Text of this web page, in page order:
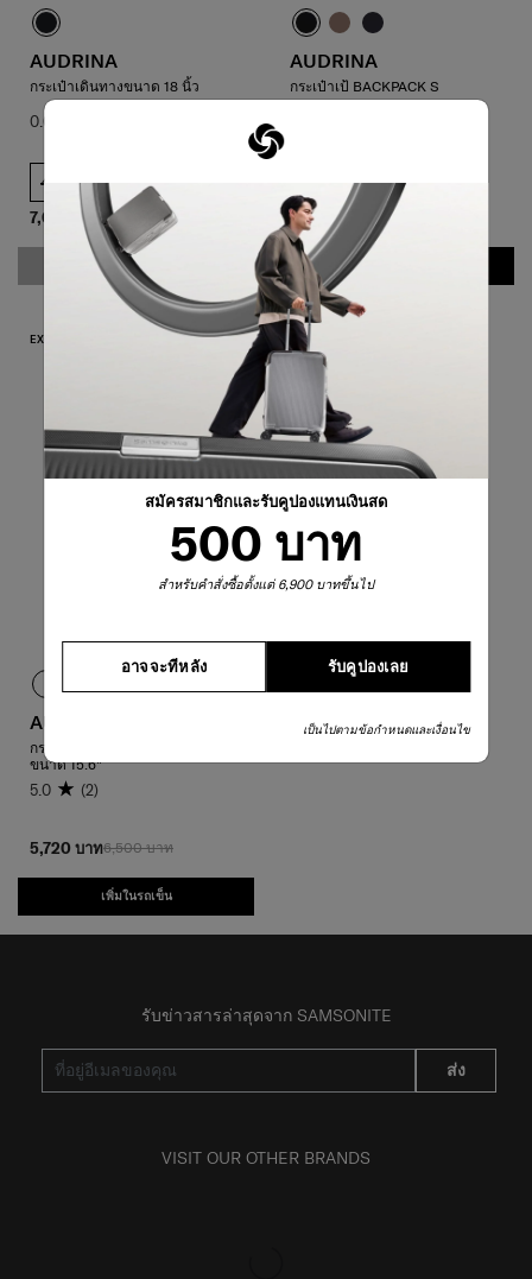
สมัครสมาชิกและรับคูปองแทนเงินสด
500 บาท
สำหรับคำสั่งซื้อตั้งแต่ 6,900 บาทขึ้นไป
รับคูปองเลย
อาจจะทีหลัง
เป็นไปตามข้อกำหนดและเงื่อนไข
8,000 บาท
7,040 บาท
แจ้งเตือน
AUDRINA
กระเป๋าเดินทางขนาด 18 นิ้ว
0.0
45 cm
5,500 บาท
4,840 บาท
เพิ่มในรถเข็น
AUDRINA
กระเป๋าเป้ BACKPACK S
6,500 บาท
5,720 บาท
เพิ่มในรถเข็น
EXCLUSIVE OFFER 12
AUDRINA
กระเป๋าเป้ใส่ LAPTOP BACKPACK
ขนาด 15.6"
5.0 (2)
รับข่าวสารล่าสุดจาก SAMSONITE
ส่ง
VISIT OUR OTHER BRANDS